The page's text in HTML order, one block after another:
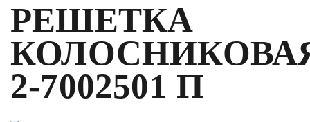
РЕШЕТКА
2-7002501 П